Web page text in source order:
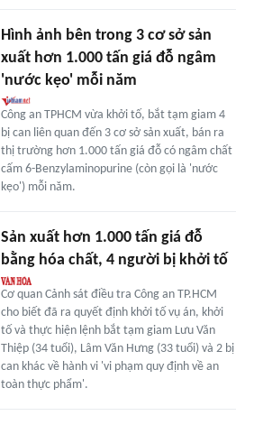
Hình ảnh bên trong 3 cơ sở sản
xuất hơn 1.000 tấn giá đỗ ngâm
'nước kẹo' mỗi năm
Công an TPHCM vừa khởi tố, bắt tạm giam 4
bị can liên quan đến 3 cơ sở sản xuất, bán ra
thị trường hơn 1.000 tấn giá đỗ có ngâm chất
cấm 6-Benzylaminopurine (còn gọi là 'nước
kẹo') mỗi năm.
Sản xuất hơn 1.000 tấn giá đỗ
bằng hóa chất, 4 người bị khởi tố
Cơ quan Cảnh sát điều tra Công an TP.HCM
cho biết đã ra quyết định khởi tố vụ án, khởi
tố và thực hiện lệnh bắt tạm giam Lưu Văn
Thiệp (34 tuổi), Lâm Văn Hưng (33 tuổi) và 2 bị
can khác về hành vi 'vi phạm quy định về an
toàn thực phẩm'.